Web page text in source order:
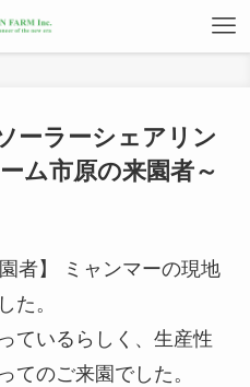
ーラーシェアリン
ム市原の来園者～
者】 ミャンマーの現地
た。
ているらしく、生産性
てのご来園でした。